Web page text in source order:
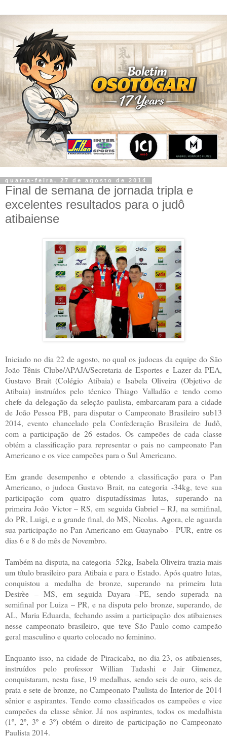
quarta-feira, 27 de agosto de 2014
Final de semana de jornada tripla e
excelentes resultados para o judô
atibaiense
Iniciado no dia 22 de agosto, no qual os judocas da equipe do São
João Tênis Clube/APAJA/Secretaria de Esportes e Lazer da PEA,
Gustavo Brait (Colégio Atibaia) e Isabela Oliveira (Objetivo de
Atibaia) instruídos pelo técnico Thiago Valladão e tendo como
chefe da delegação da seleção paulista, embarcaram para a cidade
de João Pessoa PB, para disputar o Campeonato Brasileiro sub13
2014, evento chancelado pela Confederação Brasileira de Judô,
com a participação de 26 estados. Os campeões de cada classe
obtém a classificação para representar o pais no campeonato Pan
Americano e os vice campeões para o Sul Americano.
Em grande desempenho e obtendo a classificação para o Pan
Americano, o judoca Gustavo Brait, na categoria -34kg, teve sua
participação com quatro disputadíssimas lutas, superando na
primeira João Victor – RS, em seguida Gabriel – RJ, na semifinal,
do PR, Luigi, e a grande final, do MS, Nicolas. Agora, ele aguarda
sua participação no Pan Americano em Guaynabo - PUR, entre os
dias 6 e 8 do mês de Novembro.
Também na disputa, na categoria -52kg, Isabela Oliveira trazia mais
um título brasileiro para Atibaia e para o Estado. Após quatro lutas,
conquistou a medalha de bronze, superando na primeira luta
Desirèe – MS, em seguida Dayara –PE, sendo superada na
semifinal por Luiza – PR, e na disputa pelo bronze, superando, de
AL, Maria Eduarda, fechando assim a participação dos atibaienses
nesse campeonato brasileiro, que teve São Paulo como campeão
geral masculino e quarto colocado no feminino.
Enquanto isso, na cidade de Piracicaba, no dia 23, os atibaienses,
instruídos pelo professor Willian Tadashi e Jair Gimenez,
conquistaram, nesta fase, 19 medalhas, sendo seis de ouro, seis de
prata e sete de bronze, no Campeonato Paulista do Interior de 2014
sênior e aspirantes. Tendo como classificados os campeões e vice
campeões da classe sênior. Já nos aspirantes, todos os medalhista
(1º, 2º, 3º e 3º) obtém o direito de participação no Campeonato
Paulista 2014.